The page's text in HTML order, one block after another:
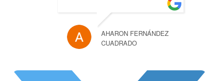
AHARON FERNÁNDEZ
CUADRADO